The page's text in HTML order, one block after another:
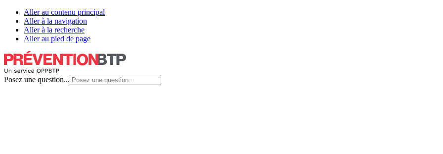
Aller au contenu principal
Aller à la navigation
Aller à la recherche
Aller au pied de page
Posez une question...